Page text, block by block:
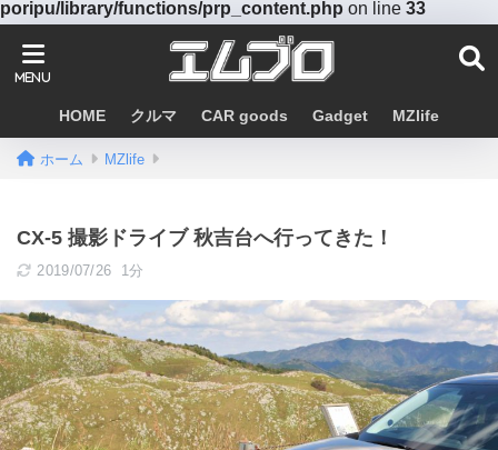
poripu/library/functions/prp_content.php on line 33
HOME クルマ CAR goods Gadget MZlife
ホーム MZlife
CX-5 撮影ドライブ 秋吉台へ行ってきた！
2019/07/26 1分